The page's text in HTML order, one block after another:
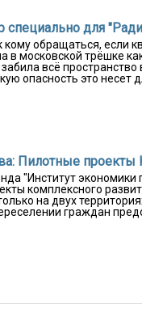
специально для
кому обращаться, если
в московской трёшке
всё
опасность это несет
Пилотные
"Институт
комплексного
на двух
граждан